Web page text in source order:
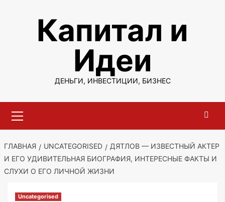
содержимомуКапитал и
Идеи
ДЕНЬГИ, ИНВЕСТИЦИИ, БИЗНЕС
меню
ГЛАВНАЯ UNCATEGORISED
ДЯТЛОВ — ИЗВЕСТНЫЙ АКТЕР
И ЕГО УДИВИТЕЛЬНАЯ БИОГРАФИЯ, ИНТЕРЕСНЫЕ ФАКТЫ И
СЛУХИ О ЕГО ЛИЧНОЙ ЖИЗНИ
Uncategorised